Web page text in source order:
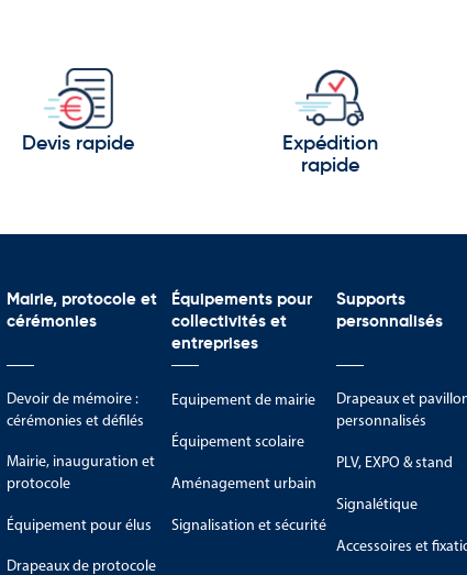
et son dynamisme :
aujourd’hui un pays qui associe patrimoine, créativité,
Devis rapide
Expédition
rapide
Mairie, protocole et
cérémonies
Devoir de mémoire :
cérémonies et défilés
Mairie, inauguration et
protocole
Équipement pour élus
Drapeaux de protocole
Équipements pour
collectivités et
entreprises
Equipement de mairie
Équipement scolaire
Aménagement urbain
Signalisation et sécurité
Supports
personnalisés
Drapeaux et
personnalisés
PLV, EXPO & stand
Signalétique
Accessoires et